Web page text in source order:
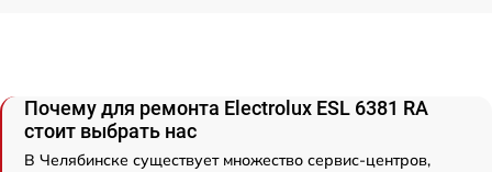
Почему для ремонта Electrolux ESL 6381 RA
стоит выбрать нас
В Челябинске существует множество сервис-центров,